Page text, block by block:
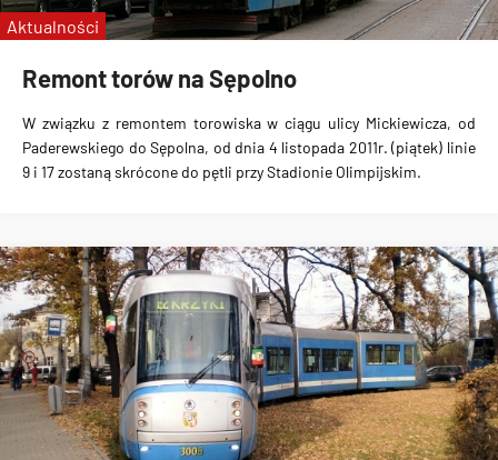
Remont torów na Sępolno
W związku z remontem torowiska w ciągu ulicy Mickiewicza, od
Paderewskiego do Sępolna, od dnia 4 listopada 2011r. (piątek) linie
9 i 17 zostaną skrócone do pętli przy Stadionie Olimpijskim.
Aktualności